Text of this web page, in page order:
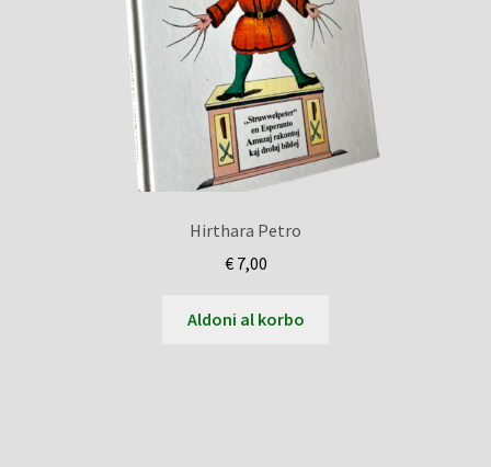
Hirthara Petro
€7,00
Aldoni al korbo